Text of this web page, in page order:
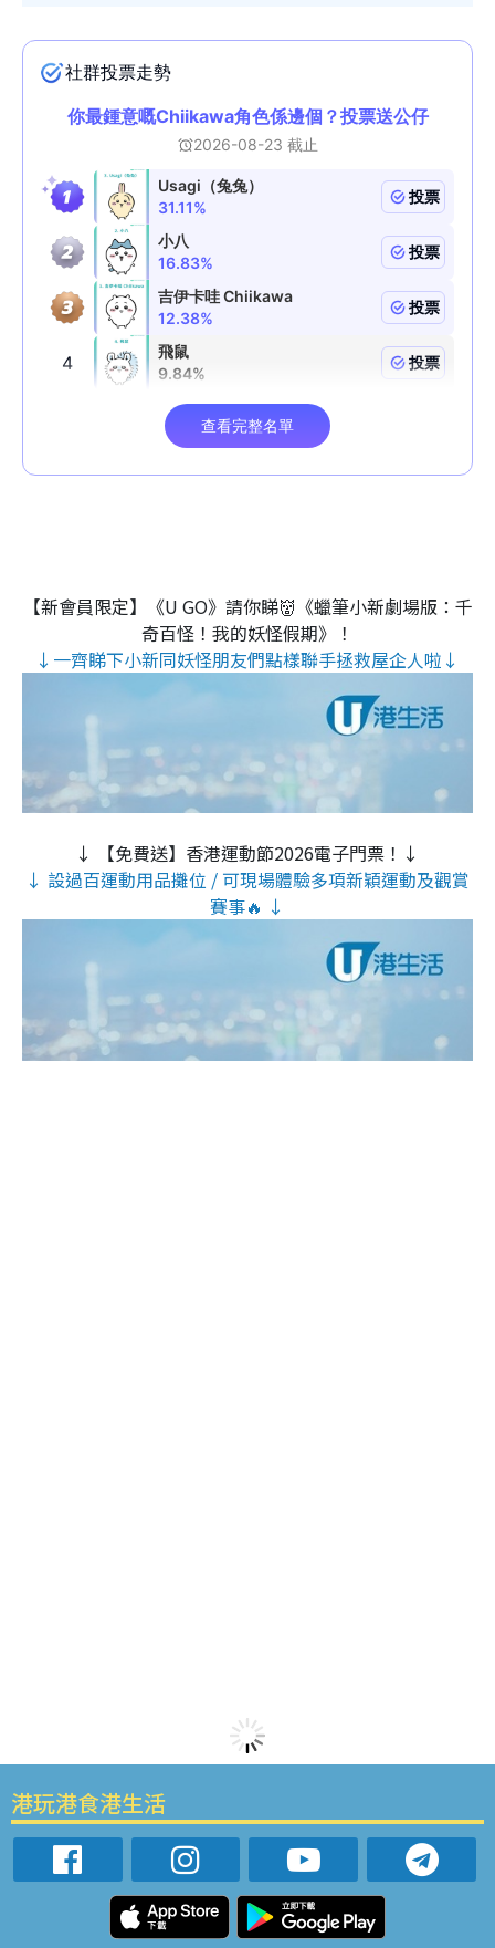
【新會員限定】《U GO》請你睇👹《蠟筆小新劇場版：千
奇百怪！我的妖怪假期》！
↓一齊睇下小新同妖怪朋友們點樣聯手拯救屋企人啦↓
↓ 【免費送】香港運動節2026電子門票！↓
↓ 設過百運動用品攤位 / 可現場體驗多項新穎運動及觀賞
賽事🔥 ↓
港玩港食港生活